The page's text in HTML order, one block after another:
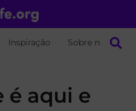
Inspiração Sobre nós
é aqui e